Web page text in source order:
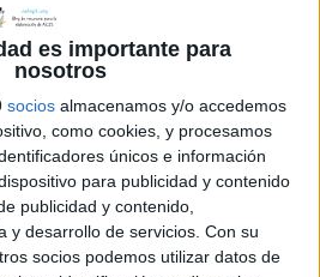
es importante para
nosotros
socios almacenamos y/o accedemos
como cookies, y procesamos
únicos e información
para publicidad y contenido
publicidad y contenido,
y desarrollo de servicios. Con su
socios podemos utilizar datos de
facilitar este
propongo algunas
que permitirán
a las aulas.